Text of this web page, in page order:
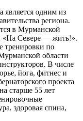
является одним из
региона.
в Мурманской
«На Севере — жить!».
тренировки по
области
В числе
йога, фитнес и
проекта
старше 55 лет
здоровая спина,